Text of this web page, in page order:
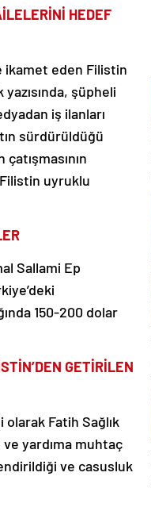
HEDEF
ikamet eden Filistin
şüpheli
iş ilanları
sürdürüldüğü
uyruklu
Sallami Ep
150-200 dolar
GETİRİLEN
Fatih Sağlık
ve yardıma muhtaç
ve casusluk